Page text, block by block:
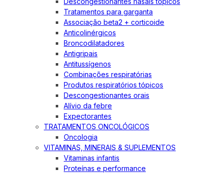
Tratamentos para garganta
Associação beta2 + corticoide
Anticolinérgicos
Broncodilatadores
Antigripais
Antitussígenos
Combinações respiratórias
Produtos respiratórios tópicos
Descongestionantes orais
Alívio da febre
Expectorantes
TRATAMENTOS ONCOLÓGICOS
Oncologia
VITAMINAS, MINERAIS & SUPLEMENTOS
Vitaminas infantis
Proteínas e performance